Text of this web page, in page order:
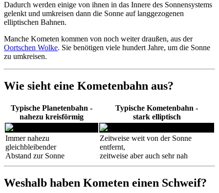
Dadurch werden einige von ihnen in das Innere des Sonnensystems
gelenkt und umkreisen dann die Sonne auf langgezogenen
elliptischen Bahnen.
Manche Kometen kommen von noch weiter draußen, aus der
Oortschen Wolke. Sie benötigen viele hundert Jahre, um die Sonne
zu umkreisen.
Wie sieht eine Kometenbahn aus?
Typische Planetenbahn -
nahezu kreisförmig
Typische Kometenbahn -
stark elliptisch
Immer nahezu
gleichbleibender
Abstand zur Sonne
Zeitweise weit von der Sonne
entfernt,
zeitweise aber auch sehr nah
Weshalb haben Kometen einen Schweif?